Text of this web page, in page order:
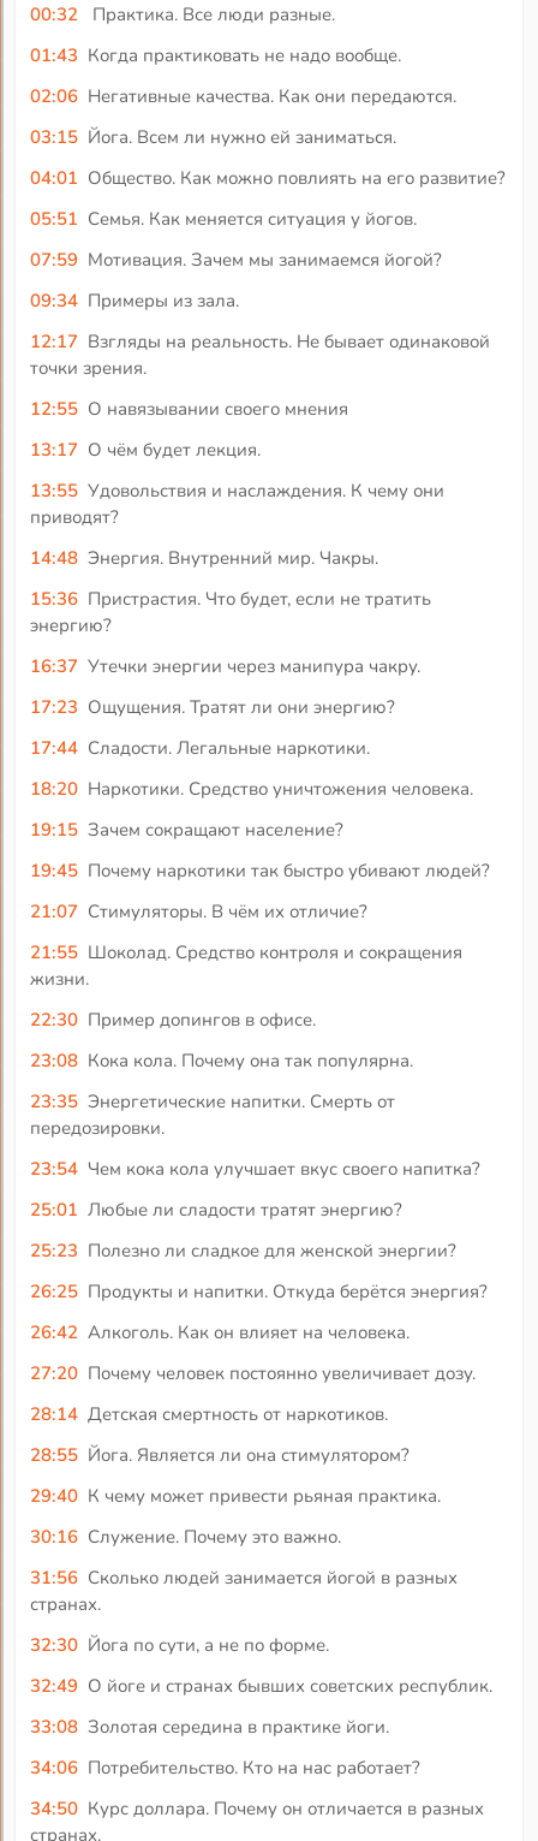
00:32
Практика. Все люди разные.
01:43 Когда практиковать не надо вообще.
02:06 Негативные качества. Как они передаются.
03:15 Йога. Всем ли нужно ей заниматься.
04:01 Общество. Как можно повлиять на его развитие?
05:51 Семья. Как меняется ситуация у йогов.
07:59 Мотивация. Зачем мы занимаемся йогой?
09:34 Примеры из зала.
12:17 Взгляды на реальность. Не бывает одинаковой
точки зрения.
12:55 О навязывании своего мнения
13:17 О чём будет лекция.
13:55 Удовольствия и наслаждения. К чему они
приводят?
14:48 Энергия. Внутренний мир. Чакры.
15:36 Пристрастия. Что будет, если не тратить
энергию?
16:37 Утечки энергии через манипура чакру.
17:23 Ощущения. Тратят ли они энергию?
17:44 Сладости. Легальные наркотики.
18:20 Наркотики. Средство уничтожения человека.
19:15 Зачем сокращают население?
19:45 Почему наркотики так быстро убивают людей?
21:07 Стимуляторы. В чём их отличие?
21:55 Шоколад. Средство контроля и сокращения
жизни.
22:30 Пример допингов в офисе.
23:08 Кока кола. Почему она так популярна.
23:35 Энергетические напитки. Смерть от
передозировки.
23:54 Чем кока кола улучшает вкус своего напитка?
25:01 Любые ли сладости тратят энергию?
25:23 Полезно ли сладкое для женской энергии?
26:25 Продукты и напитки. Откуда берётся энергия?
26:42 Алкоголь. Как он влияет на человека.
27:20 Почему человек постоянно увеличивает дозу.
28:14 Детская смертность от наркотиков.
28:55 Йога. Является ли она стимулятором?
29:40 К чему может привести рьяная практика.
30:16 Служение. Почему это важно.
31:56 Сколько людей занимается йогой в разных
странах.
32:30 Йога по сути, а не по форме.
32:49 О йоге и странах бывших советских республик.
33:08 Золотая середина в практике йоги.
34:06 Потребительство. Кто на нас работает?
34:50 Курс доллара. Почему он отличается в разных
странах.